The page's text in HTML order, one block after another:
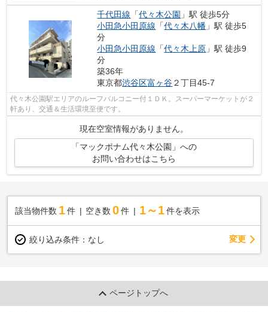
千代田線 「代々木公園 」駅 徒歩5分
小田急小田原線 「代々木八幡 」駅 徒歩5
分
小田急小田原線 「代々木上原 」駅 徒歩9
分
築36年
東京都渋谷区富ヶ谷２丁目45-7
代々木公園駅エリアのルーフバルコニー付１ＤＫ。スーパーマーケットが２
軒あり、交通＆生活環境至便です。
現在空室情報がありません。
「マックポナム代々木公園」への
お問い合わせはこちら
該当物件数 1件 空き数 0 件 1～1 件を表示
絞り込み条件： なし 変更
ページトップへ